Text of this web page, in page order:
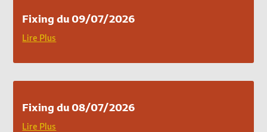
Fixing du 09/07/2026
Lire Plus
Fixing du 08/07/2026
Lire Plus